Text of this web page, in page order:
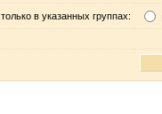
в указанных группах: